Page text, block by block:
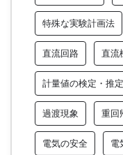
特殊な実験計画法
直流回路 直流
計量値の検定・推定
過渡現象 重回
電気の安全 電